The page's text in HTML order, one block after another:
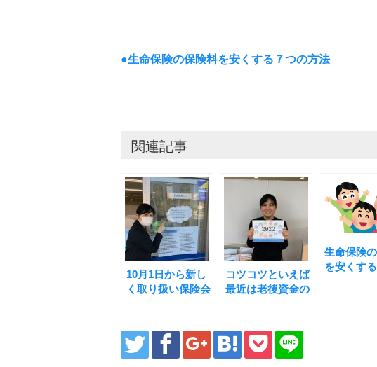
●生命保険の保険料を安くする７つの方法
関連記事
10月1日から新し
く取り扱い保険会
コツコツといえば
最近は老後資金の
生命保険
を安くす